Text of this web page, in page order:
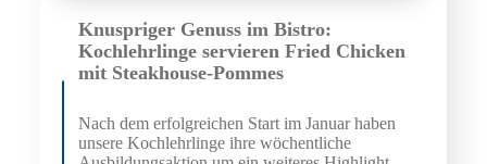
Knuspriger Genuss im Bistro:
Kochlehrlinge servieren Fried Chicken
mit Steakhouse-Pommes
Nach dem erfolgreichen Start im Januar haben
unsere Kochlehrlinge ihre wöchentliche